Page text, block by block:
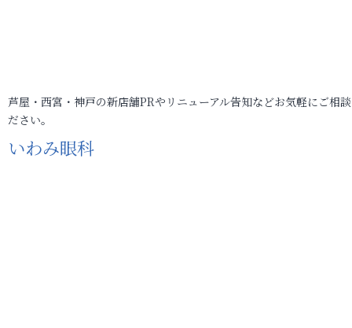
芦屋・西宮・神戸の新店舗PRやリニューアル告知などお気軽にご相
ださい。
いわみ眼科